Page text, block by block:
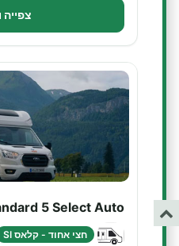
צפייה
5 Select Auto
חצי אחוד - קלאס SI